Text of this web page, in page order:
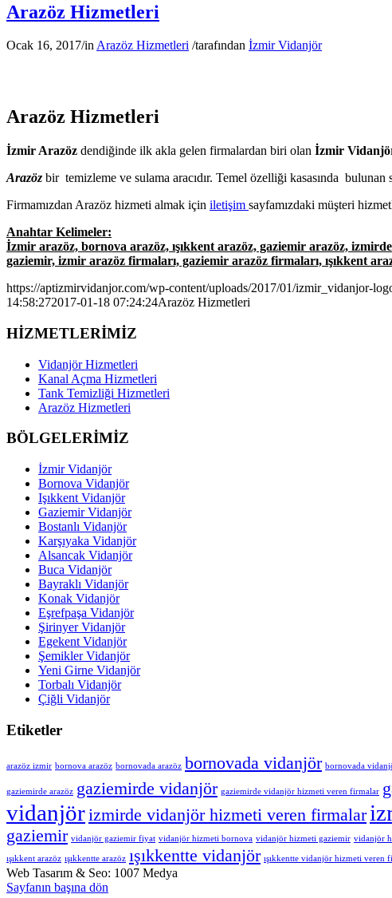
Arazöz Hizmetleri
Ocak 16, 2017/inArazöz Hizmetleri /tarafından İzmir Vidanjör
Arazöz Hizmetleri
İzmir Arazöz dendiğinde ilk akla gelen firmalardan biri olan İzmir
Arazöz bir temizleme ve sulama aracıdır. Temel özelliği kasasında bulunan
Firmamızdan Arazöz hizmeti almak için iletişim sayfamızdaki müşteri
Anahtar Kelimeler:
İzmir arazöz, bornova arazöz, ışıkkent arazöz, gaziemir arazöz,
gaziemir, izmir arazöz firmaları, gaziemir arazöz firmaları, ışıkkent
https://aptizmirvidanjor.com/wp-content/uploads/2017/01/izmir_vidanjor-
14:58:272017-01-18 07:24:24Arazöz Hizmetleri
HİZMETLERİMİZ
Vidanjör Hizmetleri
Kanal Açma Hizmetleri
Tank Temizliği Hizmetleri
Arazöz Hizmetleri
BÖLGELERİMİZ
İzmir Vidanjör
Bornova Vidanjör
Işıkkent Vidanjör
Gaziemir Vidanjör
Bostanlı Vidanjör
Karşıyaka Vidanjör
Alsancak Vidanjör
Buca Vidanjör
Bayraklı Vidanjör
Konak Vidanjör
Eşrefpaşa Vidanjör
Şirinyer Vidanjör
Egekent Vidanjör
Şemikler Vidanjör
Yeni Girne Vidanjör
Torbalı Vidanjör
Çiğli Vidanjör
Etiketler
arazöz izmir bornova arazöz bornovada arazöz bornovada vidanjör bornovada
gaziemirde arazöz gaziemirde vidanjör gaziemirde vidanjör hizmeti veren firmalar
vidanjörizmirde vidanjör hizmeti veren firmalar
gaziemir vidanjör gaziemir fiyat vidanjör hizmeti bornova vidanjör hizmeti gaziemir vidanjör
ışıkkent arazöz ışıkkentte arazöz ışıkkentte vidanjör ışıkkentte vidanjör hizmeti veren
Web Tasarım & Seo: 1007 Medya
Sayfanın başına dön